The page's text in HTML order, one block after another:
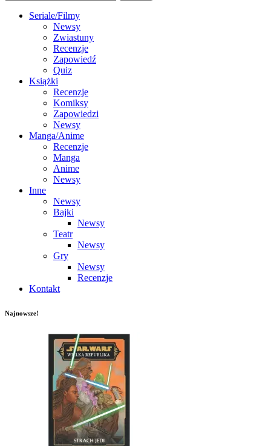
Seriale/Filmy
Newsy
Zwiastuny
Recenzje
Zapowiedź
Quiz
Książki
Recenzje
Komiksy
Zapowiedzi
Newsy
Manga/Anime
Recenzje
Manga
Anime
Newsy
Inne
Newsy
Bajki
Newsy
Teatr
Newsy
Gry
Newsy
Recenzje
Kontakt
Najnowsze!